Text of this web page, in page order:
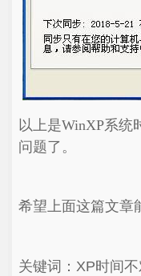
以上是WinXP系
问题了。
希望上面这篇文章
关键词：XP时间